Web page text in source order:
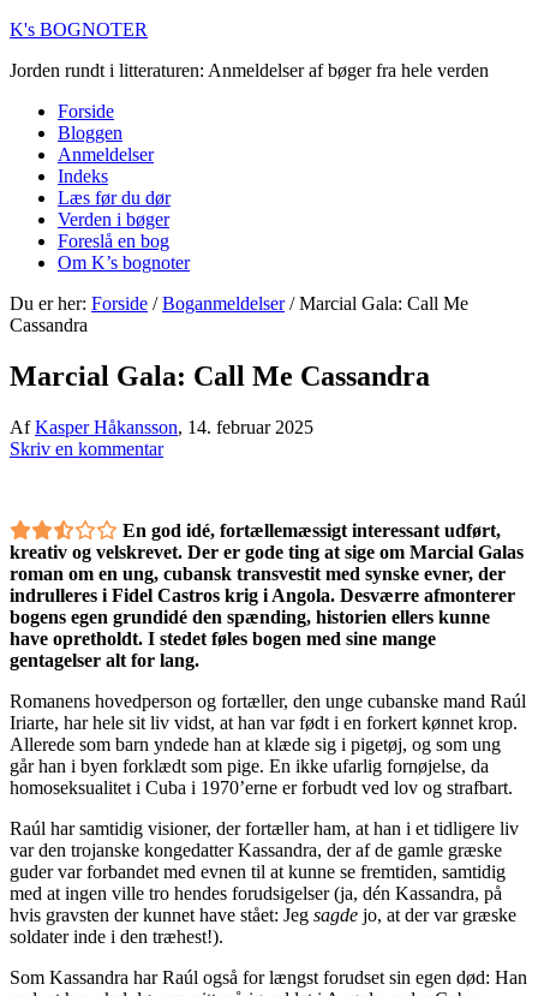
K's BOGNOTER
Jorden rundt i litteraturen: Anmeldelser af bøger fra hele verden
Forside
Bloggen
Anmeldelser
Indeks
Læs før du dør
Verden i bøger
Foreslå en bog
Om K’s bognoter
Du er her: Forside / Boganmeldelser /Marcial Gala: Call Me
Cassandra
Marcial Gala: Call Me Cassandra
AfKasper Håkansson, 14. februar 2025
Skriv en kommentar
En god idé, fortællemæssigt interessant udført,
kreativ og velskrevet. Der er gode ting at sige om Marcial Galas
roman om en ung, cubansk transvestit med synske evner, der
indrulleres i Fidel Castros krig i Angola. Desværre afmonterer
bogens egen grundidé den spænding, historien ellers kunne
have opretholdt. I stedet føles bogen med sine mange
gentagelser alt for lang.
Romanens hovedperson og fortæller, den unge cubanske mand Raúl
Iriarte, har hele sit liv vidst, at han var født i en forkert kønnet krop.
Allerede som barn yndede han at klæde sig i pigetøj, og som ung
går han i byen forklædt som pige. En ikke ufarlig fornøjelse, da
homoseksualitet i Cuba i 1970’erne er forbudt ved lov og strafbart.
Raúl har samtidig visioner, der fortæller ham, at han i et tidligere liv
var den trojanske kongedatter Kassandra, der af de gamle græske
guder var forbandet med evnen til at kunne se fremtiden, samtidig
med at ingen ville tro hendes forudsigelser (ja, dén Kassandra, på
hvis gravsten der kunnet have stået: Jeg sagde jo, at der var græske
soldater inde i den træhest!).
Som Kassandra har Raúl også for længst forudset sin egen død: Han